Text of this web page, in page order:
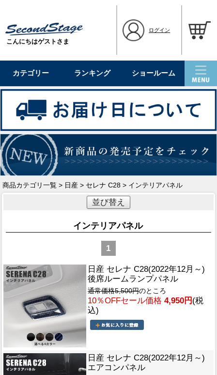
こんにちはゲストさま
ログイン
カテゴリー ランキング ショールーム
商品カテゴリ一覧 > 日産 > セレナ C28 > インテリアパネル
並び替え
インテリアパネル
1
日産 セレナ C28(2022年12月～)
後席ルームランプパネル
通常価格5,500円のところ
10％OFFセール価格 4,950円 (税
込)
日産 セレナ C28(2022年12月～)
エアコンパネル